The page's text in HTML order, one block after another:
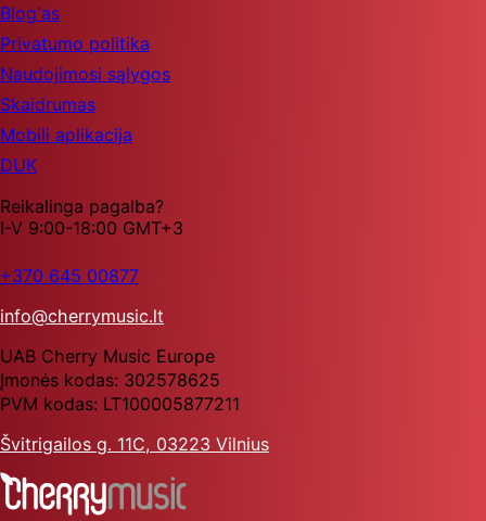
Blog'as
Privatumo politika
Naudojimosi sąlygos
Skaidrumas
Mobili aplikacija
DUK
Reikalinga pagalba?
I-V 9:00-18:00 GMT+3
+370 645 00877
info@cherrymusic.lt
UAB Cherry Music Europe
Įmonės kodas: 302578625
PVM kodas: LT100005877211
Švitrigailos g. 11C, 03223 Vilnius